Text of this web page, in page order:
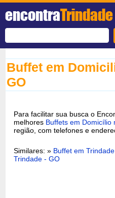
encontraTrindade
Buffet em
GO
Para facilitar sua busca o
melhores Buffets em Domicílio
região, com telefones e
Similares: » Buffet em
Trindade - GO